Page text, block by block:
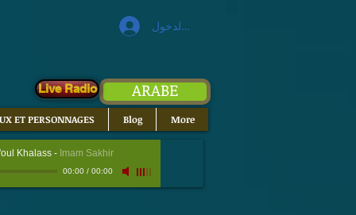
تسجيل الدخول
ARABE
Live Radio
ET PERSONNAGES Blog More
Khalass - Imam Sakhir
00:00/ 00:00